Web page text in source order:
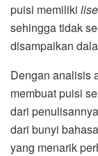
puisi memiliki
sehingga tidak
disampaikan
Dengan analisis
membuat puisi
dari
dari bunyi
yang menarik